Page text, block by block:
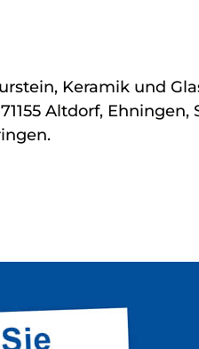
Keramik und
Altdorf,